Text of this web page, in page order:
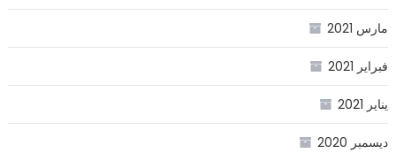
مارس 2021
فبراير 2021
يناير 2021
ديسمبر 2020